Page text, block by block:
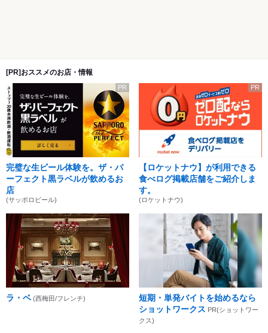
[PR]おススメのお店・情報
PR
完璧な生ビール体験を。ザ・パ
ーフェクト黒ラベルが飲めるお
店
(サッポロビール)
PR
【ロケットナウ】が利用できる
食べログ掲載店舗をご紹介しま
す。
(ロケットナウ)
ラ・ベ (西梅田/フレンチ)
短期・単発バイトを始めるなら
ショットワークス PR(ショットワー
クス)